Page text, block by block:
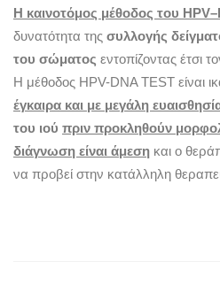
Η καινοτόμος μέθοδος του HPV–
δυνατότητα της συλλογής
του σώματος εντοπίζοντας έτσι
Η μέθοδος ΗPV-DNA TEST είναι
έγκαιρα και με μεγάλη
του ιού πριν προκληθούν
διάγνωση είναι άμεση και ο
να προβεί στην κατάλληλη